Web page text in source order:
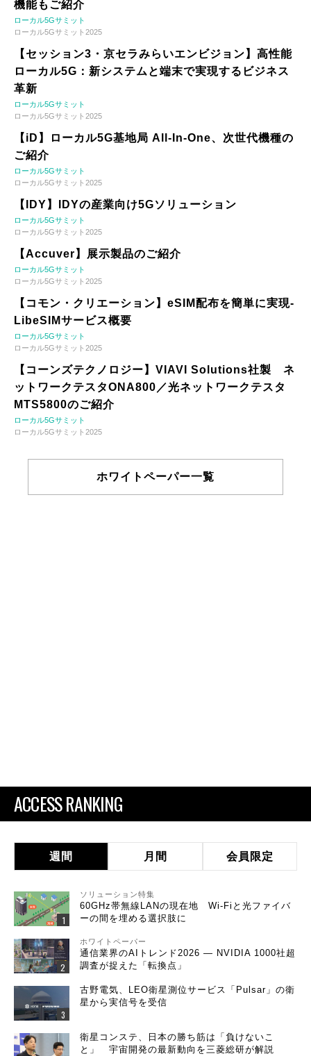
機能もご紹介
ローカル5Gサミット
ローカル5Gサミット2025
【セッション3・京セラみらいエンビジョン】高性能
ローカル5G：新システムと端末で実現するビジネス
革新
ローカル5Gサミット
ローカル5Gサミット2025
【iD】ローカル5G基地局 All-In-One、次世代機種の
ご紹介
ローカル5Gサミット
ローカル5Gサミット2025
【IDY】IDYの産業向け5Gソリューション
ローカル5Gサミット
ローカル5Gサミット2025
【Accuver】展示製品のご紹介
ローカル5Gサミット
ローカル5Gサミット2025
【コモン・クリエーション】eSIM配布を簡単に実現-
LibeSIMサービス概要
ローカル5Gサミット
ローカル5Gサミット2025
【コーンズテクノロジー】VIAVI Solutions社製 ネ
ットワークテスタONA800／光ネットワークテスタ
MTS5800のご紹介
ローカル5Gサミット
ローカル5Gサミット2025
ホワイトペーパー一覧
ACCESS RANKING
週間 月間 会員限定
ソリューション特集
60GHz帯無線LANの現在地 Wi-Fiと光ファイバ
ーの間を埋める選択肢に
ホワイトペーパー
通信業界のAIトレンド2026 ― NVIDIA 1000社超
調査が捉えた「転換点」
古野電気、LEO衛星測位サービス「Pulsar」の衛
星から実信号を受信
衛星コンステ、日本の勝ち筋は「負けないこ
と」 宇宙開発の最新動向を三菱総研が解説